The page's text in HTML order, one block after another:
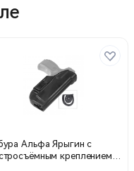
Альфа Ярыгин с
креплением /